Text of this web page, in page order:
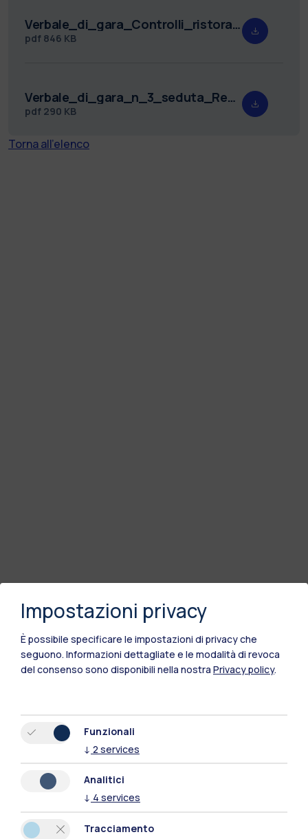
Verbale_di_gara_Controlli_ristorazione_2_seduta_Rep._41.pdf
pdf 846 KB
Verbale_di_gara_n_3_seduta_Rep._89.pdf
pdf 290 KB
Torna all'elenco
Polimi Community
Tutti i siti dell’ecosistema
Residenze Frontiere
Impostazioni privacy
È possibile specificare le impostazioni di privacy che
seguono. Informazioni dettagliate e le modalità di revoca
del consenso sono disponibili nella nostra Privacy policy.
Funzionali
↓ 2 services
Analitici
↓ 4 services
Tracciamento